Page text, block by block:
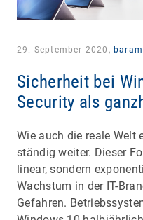
29. September 2020,
Sicherheit bei
Security als
Wie auch die reale Welt
ständig weiter. Dieser
linear, sondern
Wachstum in der IT-
Gefahren.